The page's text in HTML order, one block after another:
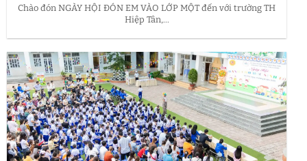
Chào đón NGÀY HỘI ĐÓN EM VÀO LỚP MỘT đến với trường TH
Hiệp Tân,...